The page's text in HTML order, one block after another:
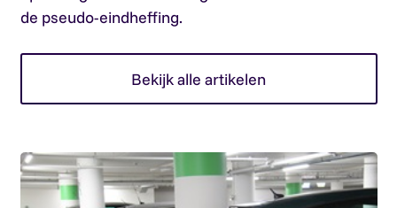
de pseudo-eindheffing.
Bekijk alle artikelen